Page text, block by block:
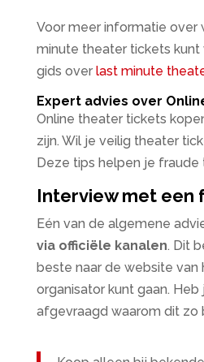
Voor meer informatie over
minute theater tickets kunt
gids over last minute
Expert advies over
Online theater tickets
zijn. Wil je veilig theater
Deze tips helpen je fraude
Interview met
Eén van de algemene
via officiële kanalen. Dit
beste naar de website
organisator kunt gaan.
afgevraagd waarom dit zo